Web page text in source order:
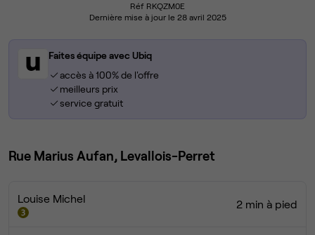
Réf RKQZM0E
Dernière mise à jour le 28 avril 2025
Faites équipe avec Ubiq
accès à 100% de l'offre
meilleurs prix
service gratuit
Rue Marius Aufan, Levallois-Perret
Louise Michel 2 min à pied